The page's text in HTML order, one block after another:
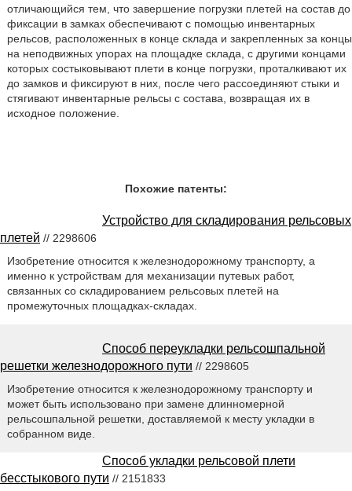
отличающийся тем, что завершение погрузки плетей на состав до
фиксации в замках обеспечивают с помощью инвентарных
рельсов, расположенных в конце склада и закрепленных за концы
на неподвижных упорах на площадке склада, с другими концами
которых состыковывают плети в конце погрузки, проталкивают их
до замков и фиксируют в них, после чего рассоединяют стыки и
стягивают инвентарные рельсы с состава, возвращая их в
исходное положение.
Похожие патенты:
Устройство для складирования рельсовых
плетей // 2298606
Изобретение относится к железнодорожному транспорту, а
именно к устройствам для механизации путевых работ,
связанных со складированием рельсовых плетей на
промежуточных площадках-складах.
Способ переукладки рельсошпальной
решетки железнодорожного пути // 2298605
Изобретение относится к железнодорожному транспорту и
может быть использовано при замене длинномерной
рельсошпальной решетки, доставляемой к месту укладки в
собранном виде.
Способ укладки рельсовой плети
бесстыкового пути // 2151833